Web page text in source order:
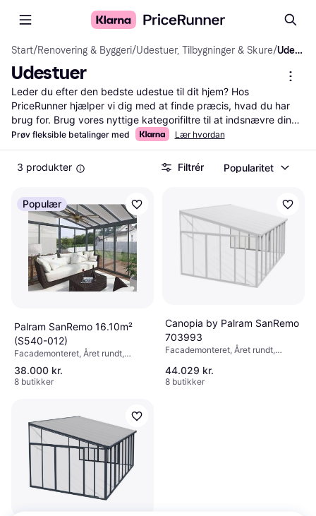
Start/Renovering & Byggeri/Udestuer, Tilbygninger & Skure/ Udestuer
Udestuer
Leder du efter den bedste udestue til dit hjem? Hos
PriceRunner hjælper vi dig med at finde præcis, hvad du har
brug for. Brug vores nyttige kategorifiltre til at indsnævre dine
valg baseret på størrelse, materiale og design. Sammenlign
priser på tværs af forskellige forhandlere for at sikre, at du får
det bedste tilbud. Læs brugeranmeldelser for at få indsigt i
andres erfaringer og træffe den rigtige beslutning. Med vores
udestuer og finde det, der passer bedst til dine behov og
budget. Mere om udestuer »
Prøv fleksible betalinger med Lær hvordan
3 produkter Filtrér Popularitet
Populær
Palram SanRemo 16.10m²
(S540-012)
Facademonteret, Året rundt,
Pulpet tag
38.000 kr.
8 butikker
Canopia by Palram SanRemo
703993
Facademonteret, Året rundt,
44.029 kr.
8 butikker